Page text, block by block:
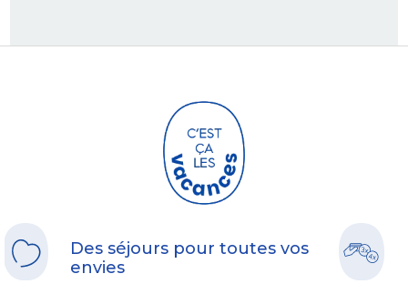
Des séjours pour toutes vos
envies